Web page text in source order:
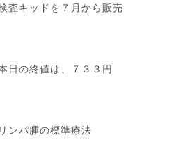
査キッドを７月から販売
日の終値は、７３３円
ンパ腫の標準療法